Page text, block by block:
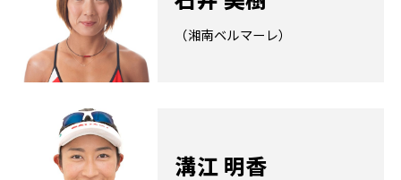
（湘南ベルマーレ）
溝江 明香